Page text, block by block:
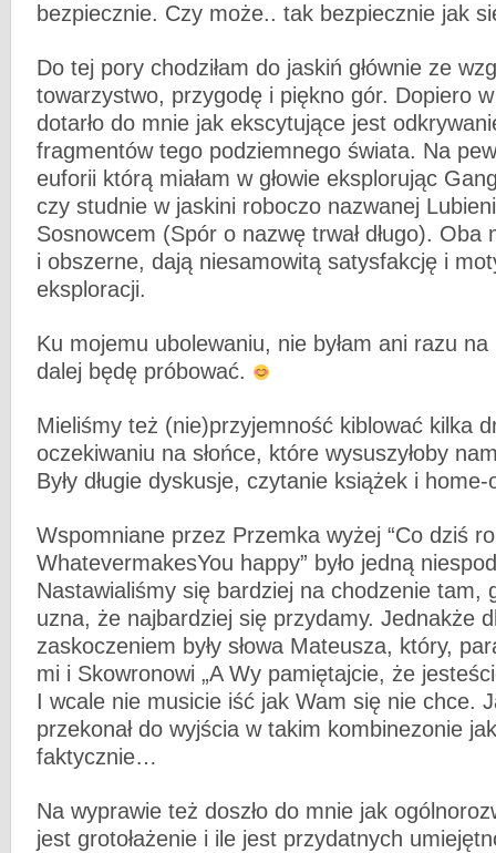
bezpiecznie. Czy może.. tak bezpiecznie jak
Do tej pory chodziłam do jaskiń głównie ze
towarzystwo, przygodę i piękno gór. Dopiero
dotarło do mnie jak ekscytujące jest
fragmentów tego podziemnego świata. Na
euforii którą miałam w głowie eksplorując
czy studnie w jaskini roboczo nazwanej
Sosnowcem (Spór o nazwę trwał długo). Oba
i obszerne, dają niesamowitą satysfakcję i
eksploracji.
Ku mojemu ubolewaniu, nie byłam ani razu
dalej będę próbować.
Mieliśmy też (nie)przyjemność kiblować kilka
oczekiwaniu na słońce, które wysuszyłoby
Były długie dyskusje, czytanie książek i home-
Wspomniane przez Przemka wyżej “Co dziś
WhatevermakesYou happy” było jedną
Nastawialiśmy się bardziej na chodzenie tam,
uzna, że najbardziej się przydamy. Jednakże
zaskoczeniem były słowa Mateusza, który,
mi i Skowronowi „A Wy pamiętajcie, że
I wcale nie musicie iść jak Wam się nie chce.
przekonał do wyjścia w takim kombinezonie
faktycznie…
Na wyprawie też doszło do mnie jak
jest grotołażenie i ile jest przydatnych